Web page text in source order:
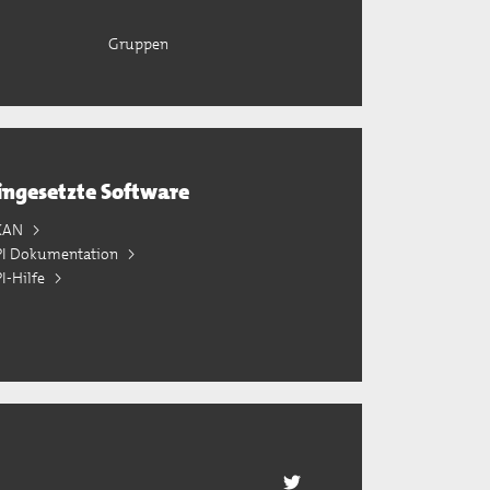
Gruppen
Software
Dokumentation
Hilfe